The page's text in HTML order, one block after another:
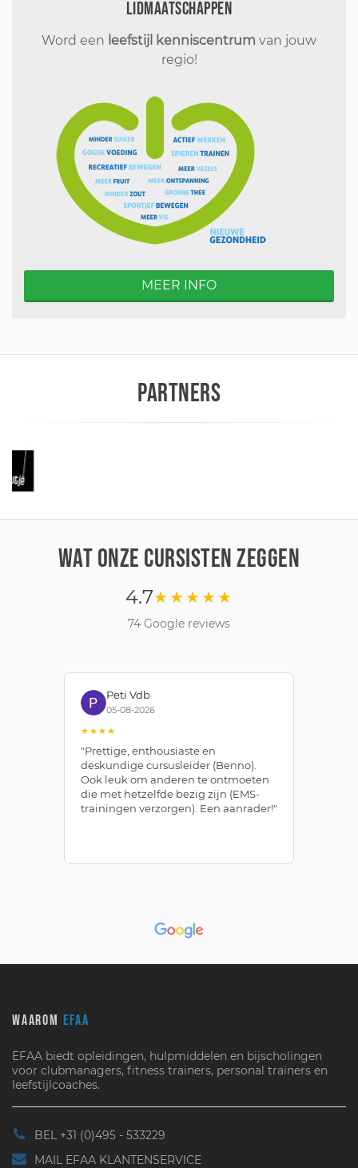
Lidmaatschappen
Word een leefstijl kenniscentrum van jouw
regio!
MEER INFO
PARTNERS
WAT ONZE CURSISTEN ZEGGEN
4.7★★★★★
74 Google reviews
Peti Vdb
05-08-2026
★★★★
"Prettige, enthousiaste en
deskundige cursusleider (Benno).
Ook leuk om anderen te ontmoeten
die met hetzelfde bezig zijn (EMS-
trainingen verzorgen). Een aanrader!"
WAAROM EFAA
EFAA biedt opleidingen, hulpmiddelen en bijscholingen
voor clubmanagers, fitness trainers, personal trainers en
leefstijlcoaches.
BEL +31 (0)495 - 533229
MAIL EFAA KLANTENSERVICE